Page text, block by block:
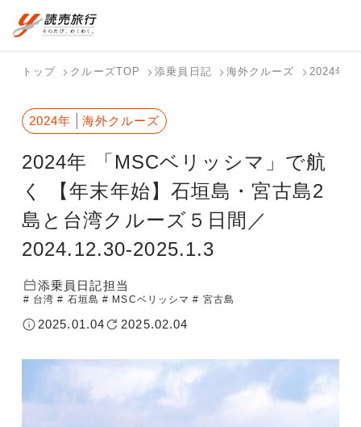
航空券+宿泊
フリーワード
検索する
国内旅行トップ
バスツアー
を探す
個人旅行
（ブーケ）
国内特集かテーマから
写真から探
海外旅行トップ
海外特集か
ら探す
テーマから
探す
トップ クルーズTOP 添乗員日記 海外クルーズ 2024年
2024年 「MSCベリッシマ」で航
く 【年末年始】石垣島・宮古島2
島と台湾クルーズ５日間／
2024.12.30-2025.1.3
2024年 海外クルーズ
添乗員日記担当
# 台湾 # 石垣島 # MSCベリッシマ # 宮古島
2025.01.04 2025.02.04